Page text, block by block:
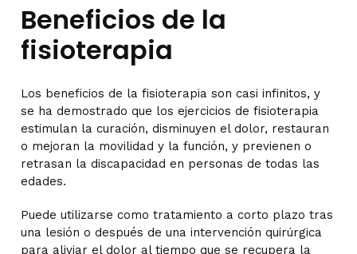
Beneficios de la
fisioterapia
Los beneficios de la fisioterapia son casi infinitos, y
se ha demostrado que los ejercicios de fisioterapia
estimulan la curación, disminuyen el dolor, restauran
o mejoran la movilidad y la función, y previenen o
retrasan la discapacidad en personas de todas las
edades.
Puede utilizarse como tratamiento a corto plazo tras
una lesión o después de una intervención quirúrgica
para aliviar el dolor al tiempo que se recupera la